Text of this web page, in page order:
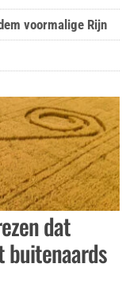
voormalige Rijn
dat
buitenaards